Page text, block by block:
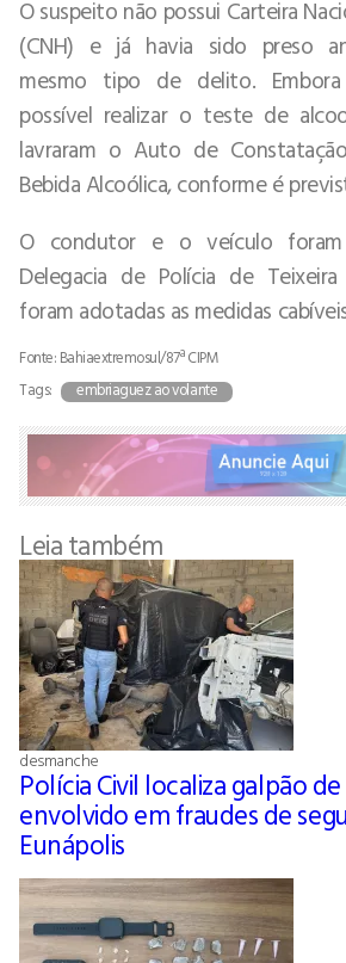
O suspeito não possui Carteira
(CNH) e já havia sido preso
mesmo tipo de delito.
possível realizar o teste de
lavraram o Auto de
Bebida Alcoólica, conforme é
O condutor e o veículo foram
Delegacia de Polícia de
foram adotadas as medidas
Fonte: Bahiaextremosul/87ª CIPM
Tags:
embriaguez ao volante
Leia também
desmanche
Polícia Civil localiza galpão
envolvido em fraudes de
Eunápolis